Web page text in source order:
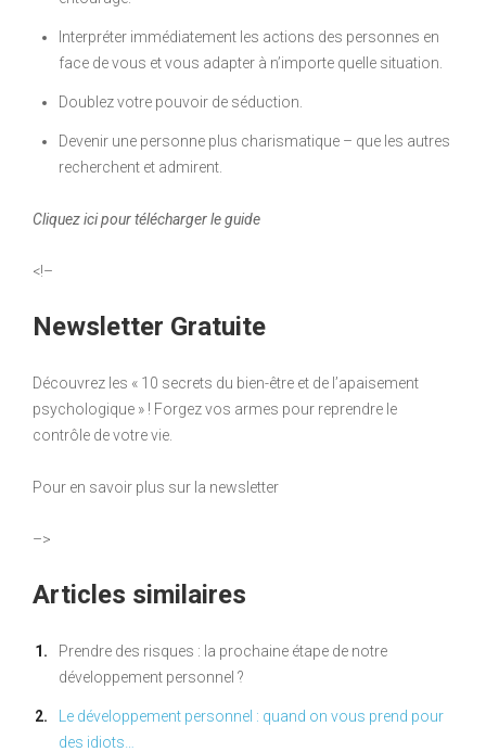
Interpréter immédiatement les actions des personnes en
face de vous et vous adapter à n’importe quelle situation.
Doublez votre pouvoir de séduction.
Devenir une personne plus charismatique – que les autres
recherchent et admirent.
Cliquez ici pour télécharger le guide
<!–
Newsletter Gratuite
Découvrez les « 10 secrets du bien-être et de l’apaisement
psychologique » ! Forgez vos armes pour reprendre le
contrôle de votre vie.
Pour en savoir plus sur la newsletter
–>
Articles similaires
Prendre des risques : la prochaine étape de notre
développement personnel ?
Le développement personnel : quand on vous prend pour
des idiots…